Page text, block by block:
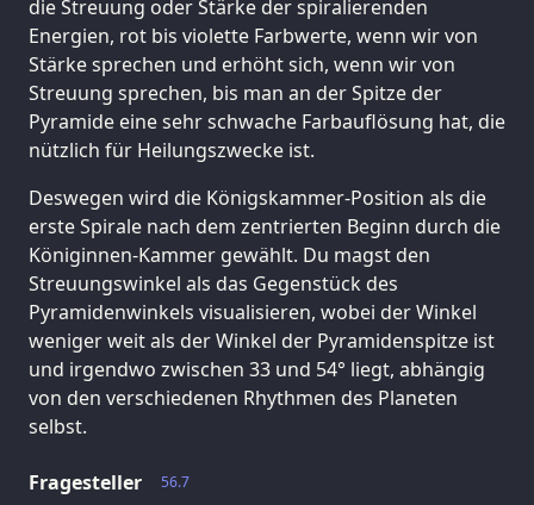
die Streuung oder Stärke der spiralierenden
Energien, rot bis violette Farbwerte, wenn wir von
Stärke sprechen und erhöht sich, wenn wir von
Streuung sprechen, bis man an der Spitze der
Pyramide eine sehr schwache Farbauflösung hat, die
nützlich für Heilungszwecke ist.
Deswegen wird die Königskammer-Position als die
erste Spirale nach dem zentrierten Beginn durch die
Königinnen-Kammer gewählt. Du magst den
Streuungswinkel als das Gegenstück des
Pyramidenwinkels visualisieren, wobei der Winkel
weniger weit als der Winkel der Pyramidenspitze ist
und irgendwo zwischen 33 und 54° liegt, abhängig
von den verschiedenen Rhythmen des Planeten
selbst.
56.7
Fragesteller